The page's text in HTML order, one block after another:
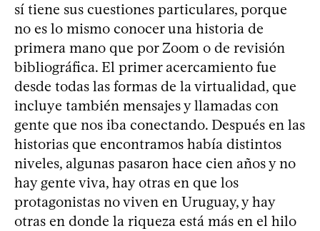
sí tiene sus cuestiones particulares, porque
no es lo mismo conocer una historia de
primera mano que por Zoom o de revisión
bibliográfica. El primer acercamiento fue
desde todas las formas de la virtualidad, que
incluye también mensajes y llamadas con
gente que nos iba conectando. Después en las
historias que encontramos había distintos
niveles, algunas pasaron hace cien años y no
hay gente viva, hay otras en que los
protagonistas no viven en Uruguay, y hay
otras en donde la riqueza está más en el hilo